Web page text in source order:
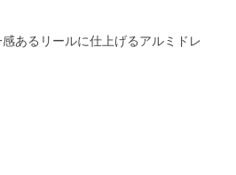
あるリールに仕上げるアルミドレ